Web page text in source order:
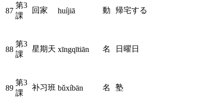
87
第3
課
回家 huíjiā 動 帰宅する
88
第3
課
星期天 xīngqītiān 名 日曜日
89
第3
課
补习班 bǔxíbān 名 塾